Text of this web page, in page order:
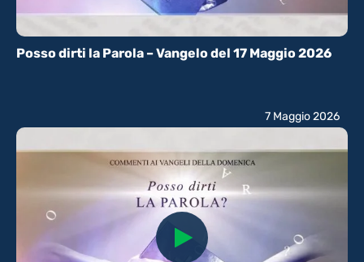
Posso dirti la Parola – Vangelo del 17 Maggio 2026
7 Maggio 2026